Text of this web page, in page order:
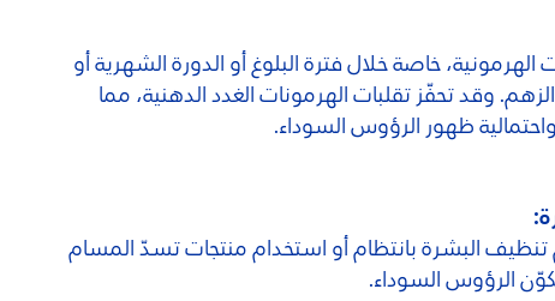
الهرمونية، خاصة خلال فترة البلوغ أو الدورة الشهرية أو
الزهم. وقد تحفّز تقلبات الهرمونات الغدد الدهنية، مما
ظهور الرؤوس السوداء.
البشرة بانتظام أو استخدام منتجات تسدّ المسام
الرؤوس السوداء.